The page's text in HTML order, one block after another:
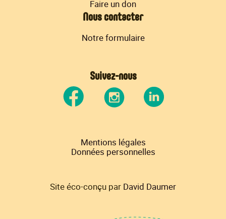
Faire un don
Nous contacter
Notre formulaire
Suivez-nous
Mentions légales
Données personnelles
Site éco-conçu par David Daumer